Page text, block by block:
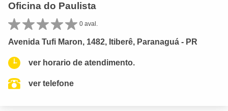
Oficina do Paulista
0 aval.
Avenida Tufi Maron, 1482, Itiberê, Paranaguá - PR
ver horario de atendimento.
ver telefone